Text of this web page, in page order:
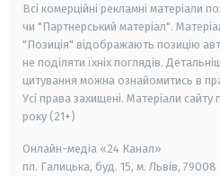
Всі комерційні рекламні матеріали
чи "Партнерський матеріал".
"Позиція" відображають позицію
не поділяти їхніх поглядів.
цитування можна ознайомитись в
Усі права захищені. Матеріали сайту
року (21+)
Онлайн-медіа «24 Канал»
пл. Галицька, буд. 15, м. Львів, 79008